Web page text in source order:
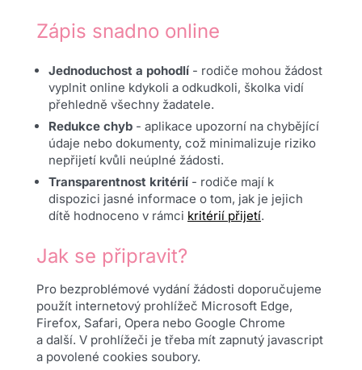
Zápis snadno online
Jednoduchost a pohodlí - rodiče mohou žádost
vyplnit online kdykoli a odkudkoli, školka vidí
přehledně všechny žadatele.
Redukce chyb - aplikace upozorní na chybějící
údaje nebo dokumenty, což minimalizuje riziko
nepřijetí kvůli neúplné žádosti.
Transparentnost kritérií - rodiče mají k
dispozici jasné informace o tom, jak je jejich
dítě hodnoceno v rámci kritérií přijetí.
Jak se připravit?
Pro bezproblémové vydání žádosti doporučujeme
použít internetový prohlížeč Microsoft Edge,
Firefox, Safari, Opera nebo Google Chrome
a další. V prohlížeči je třeba mít zapnutý javascript
a povolené cookies soubory.